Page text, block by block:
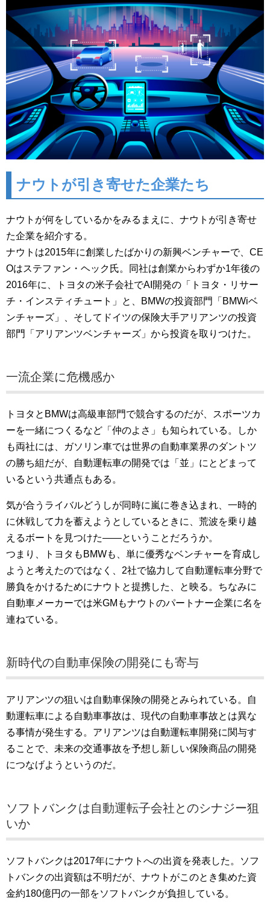
ナウトが引き寄せた企業たち
ナウトが何をしているかをみるまえに、ナウトが引き寄せ
た企業を紹介する。
ナウトは2015年に創業したばかりの新興ベンチャーで、CE
Oはステファン・ヘック氏。同社は創業からわずか1年後の
2016年に、トヨタの米子会社でAI開発の「トヨタ・リサー
チ・インスティチュート」と、BMWの投資部門「BMWiベ
ンチャーズ」、そしてドイツの保険大手アリアンツの投資
部門「アリアンツベンチャーズ」から投資を取りつけた。
一流企業に危機感か
トヨタとBMWは高級車部門で競合するのだが、スポーツカ
ーを一緒につくるなど「仲のよさ」も知られている。しか
も両社には、ガソリン車では世界の自動車業界のダントツ
の勝ち組だが、自動運転車の開発では「並」にとどまって
いるという共通点もある。
気が合うライバルどうしが同時に嵐に巻き込まれ、一時的
に休戦して力を蓄えようとしているときに、荒波を乗り越
えるボートを見つけた――ということだろうか。
つまり、トヨタもBMWも、単に優秀なベンチャーを育成し
ようと考えたのではなく、2社で協力して自動運転車分野で
勝負をかけるためにナウトと提携した、と映る。ちなみに
自動車メーカーでは米GMもナウトのパートナー企業に名を
連ねている。
新時代の自動車保険の開発にも寄与
アリアンツの狙いは自動車保険の開発とみられている。自
動運転車による自動車事故は、現代の自動車事故とは異な
る事情が発生する。アリアンツは自動運転車開発に関与す
ることで、未来の交通事故を予想し新しい保険商品の開発
につなげようというのだ。
ソフトバンクは自動運転子会社とのシナジー狙
いか
ソフトバンクは2017年にナウトへの出資を発表した。ソフ
トバンクの出資額は不明だが、ナウトがこのとき集めた資
金約180億円の一部をソフトバンクが負担している。